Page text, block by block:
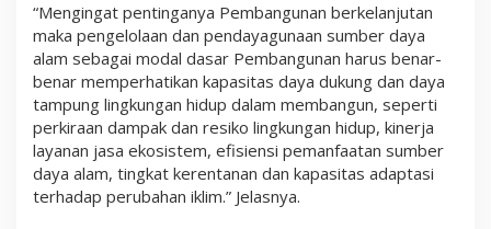
“Mengingat pentinganya Pembangunan berkelanjutan
maka pengelolaan dan pendayagunaan sumber daya
alam sebagai modal dasar Pembangunan harus benar-
benar memperhatikan kapasitas daya dukung dan daya
tampung lingkungan hidup dalam membangun, seperti
perkiraan dampak dan resiko lingkungan hidup, kinerja
layanan jasa ekosistem, efisiensi pemanfaatan sumber
daya alam, tingkat kerentanan dan kapasitas adaptasi
terhadap perubahan iklim.” Jelasnya.